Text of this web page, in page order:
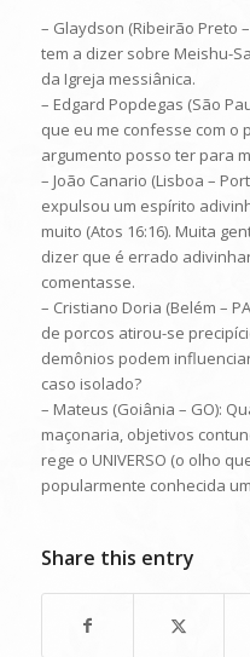
– Glaydson (Ribeirão Preto
tem a dizer sobre Meishu-
da Igreja messiânica.
– Edgard Popdegas (São
que eu me confesse com o
argumento posso ter para
– João Canario (Lisboa –
expulsou um espírito
muito (Atos 16:16). Muita
dizer que é errado
comentasse.
– Cristiano Doria (Belém –
de porcos atirou-se
demônios podem
caso isolado?
– Mateus (Goiânia – GO):
maçonaria, objetivos
rege o UNIVERSO (o olho
popularmente conhecida
Share this entry